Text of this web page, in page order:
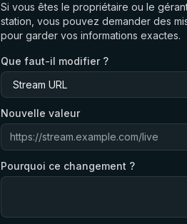
Si vous êtes le propriétaire ou le
station, vous pouvez demander des
pour garder vos informations exactes.
Que faut-il modifier ?
Nouvelle valeur
Pourquoi ce changement ?